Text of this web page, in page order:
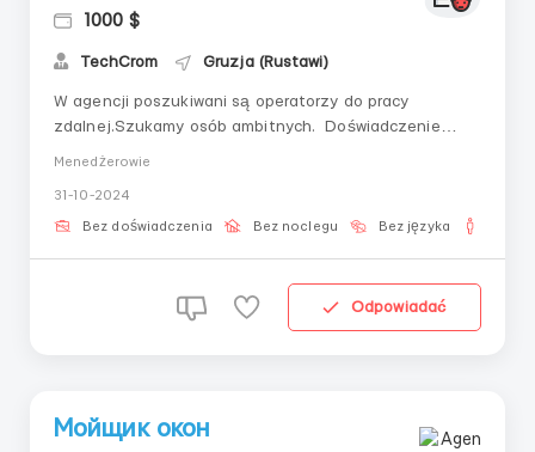
1000 $
TechCrom Gruzja (Rustawi)
W agencji poszukiwani są operatorzy do pracy
zdalnej.Szukamy osób ambitnych. Doświadczenie
zawodowe nie jest konieczne, nasi administratorzy
etapach współpracy z nami.Wymagania:· Aktywne
podejście do życia;· Wysokie ambicje w ...
Menedżerowie
31-10-2024
Bez doświadczenia Bez noclegu Bez języka
Odpowiadać
Мойщик окон